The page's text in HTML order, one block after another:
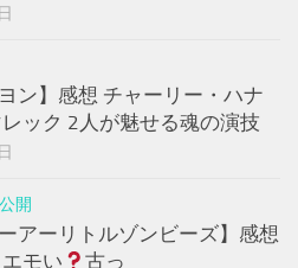
ン】感想 チャーリー・ハナ
ック 2人が魅せる魂の演技
開
アーリトルゾンビーズ】感想
モい
古っ